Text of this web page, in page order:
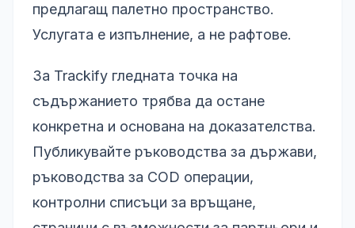
предлагащ палетно пространство.
Услугата е изпълнение, а не рафтове.
За Trackify гледната точка на
съдържанието трябва да остане
конкретна и основана на доказателства.
Публикувайте ръководства за държави,
ръководства за COD операции,
контролни списъци за връщане,